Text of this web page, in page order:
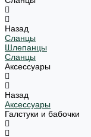
Назад
Сланцы
Шлепанцы
Сланцы
Аксессуары
Назад
Аксессуары
Галстуки и бабочки